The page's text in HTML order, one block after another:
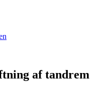
af tandrem